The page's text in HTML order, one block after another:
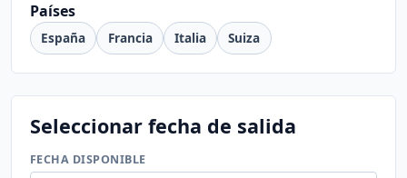
Países
España Francia Italia Suiza
Seleccionar fecha de salida
FECHA DISPONIBLE